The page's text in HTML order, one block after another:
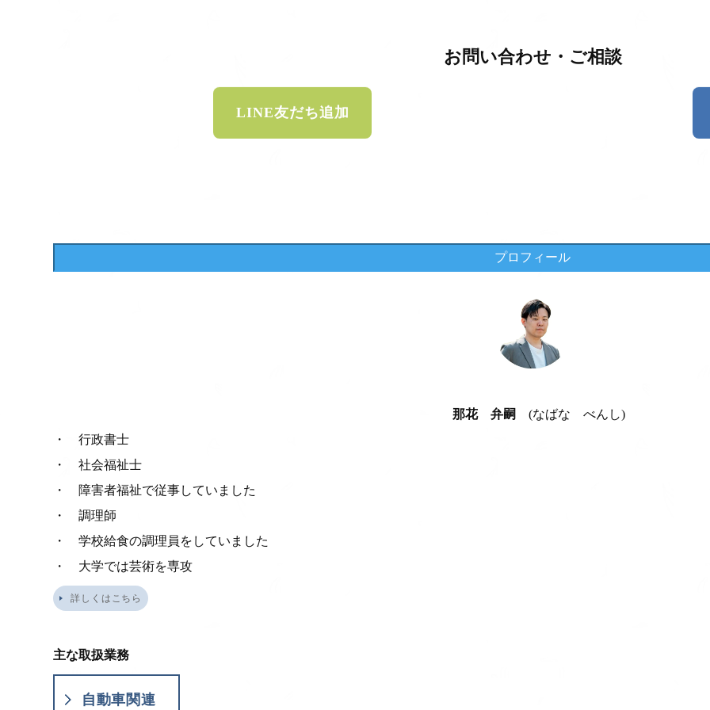
お問い合わせ・ご相談
LINE友だち追加
プロフィール
那花 弁嗣
(なばな べんし)
・ 行政書士
・ 社会福祉士
・ 障害者福祉で従事していました
・ 調理師
・ 学校給食の調理員をしていました
・ 大学では芸術を専攻
詳しくはこちら
主な取扱業務
自動車関連